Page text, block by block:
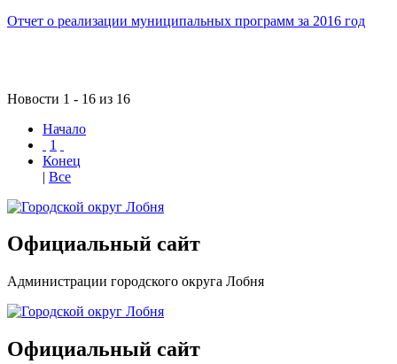
Отчет о реализации муниципальных программ за 2016 год
Новости 1 - 16 из 16
Начало
1
Конец
| Все
Официальный сайт
Администрации городского округа Лобня
Официальный сайт